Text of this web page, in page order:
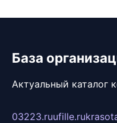
База
Актуальный каталог
03223.ruufille.ru